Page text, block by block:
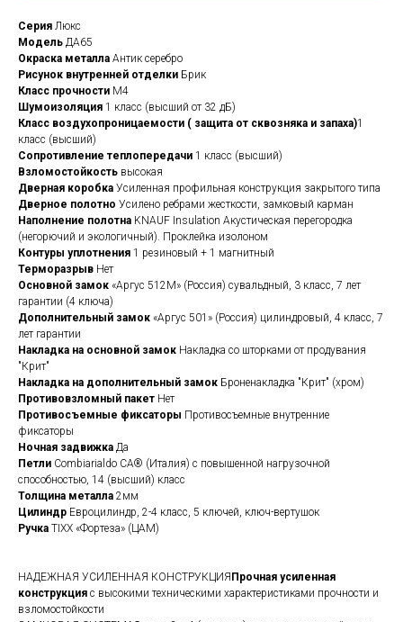
Серия Люкс
Модель ДА65
Окраска металла Антик серебро
Рисунок внутренней отделки Брик
Класс прочности М4
Шумоизоляция 1 класс (высший от 32 дБ)
Класс воздухопроницаемости ( защита от сквозняка и запаха)1
класс (высший)
Сопротивление теплопередачи 1 класс (высший)
Взломостойкость высокая
Дверная коробка Усиленная профильная конструкция закрытого типа
Дверное полотно Усилено ребрами жесткости, замковый карман
Наполнение полотна KNAUF Insulation Акустическая перегородка
(негорючий и экологичный). Проклейка изолоном
Контуры уплотнения 1 резиновый + 1 магнитный
Терморазрыв Нет
Основной замок «Аргус 512М» (Россия) сувальдный, 3 класс, 7 лет
гарантии (4 ключа)
Дополнительный замок «Аргус 501» (Россия) цилиндровый, 4 класс, 7
лет гарантии
Накладка на основной замок Накладка со шторками от продувания
"Крит"
Накладка на дополнительный замок Броненакладка "Крит" (хром)
Противовзломный пакет Нет
Противосъемные фиксаторы Противосъемные внутренние
фиксаторы
Ночная задвижка Да
Петли Сombiarialdo СА® (Италия) с повышенной нагрузочной
способностью, 14 (высший) класс
Толщина металла 2мм
Цилиндр Евроцилиндр, 2-4 класс, 5 ключей, ключ-вертушок
Ручка TIXX «Фортеза» (ЦАМ)
НАДЕЖНАЯ УСИЛЕННАЯ КОНСТРУКЦИЯ Прочная усиленная
конструкция с высокими техническими характеристиками прочности и
взломостойкости